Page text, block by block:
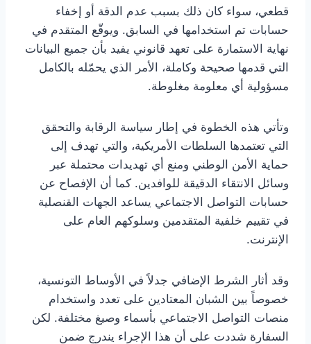
قطعي، سواء كان ذلك بسبب عدم الدقة أو إخفاء
حسابات تم استخدامها في السابق. ويوقّع المتقدم في
نهاية الاستمارة على تعهد قانوني يفيد بأن جميع البيانات
التي قدمها صحيحة وكاملة، الأمر الذي يحمّله بالكامل
مسؤولية أي معلومة مغلوطة.
وتأتي هذه الخطوة في إطار سياسة الرقابة والتحقق
التي تعتمدها السلطات الأمريكية، والتي تهدف إلى
حماية الأمن الوطني ومنع أي تهديدات محتملة عبر
وسائل الانتقاء الدقيقة للوافدين. كما أن الإفصاح عن
حسابات التواصل الاجتماعي يساعد الجهات القنصلية
في تقييم خلفية المتقدمين وسلوكهم العام على
الإنترنت.
وقد أثار الشرط الإضافي جدلاً في الأوساط التونسية،
خصوصاً بين الشبان المعتادين على تعدد واستخدام
منصات التواصل الاجتماعي بأسماء وصيغ مختلفة. لكن
السفارة شددت على أن هذا الإجراء يندرج ضمن